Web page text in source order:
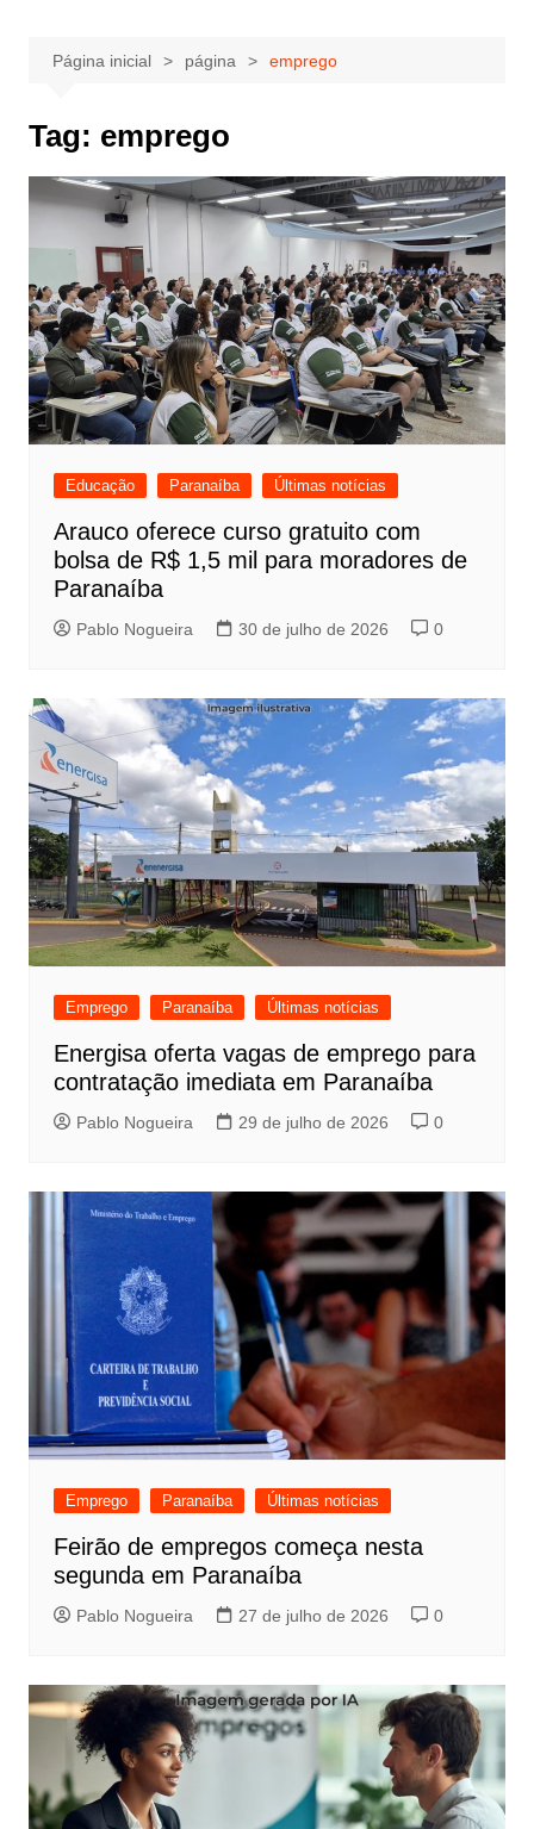
Página inicial página emprego
Tag: emprego
Educação Paranaíba Últimas notícias
Arauco oferece curso gratuito com
bolsa de R$ 1,5 mil para moradores de
Paranaíba
Pablo Nogueira 30 de julho de 2026 0
Emprego Paranaíba Últimas notícias
Energisa oferta vagas de emprego para
contratação imediata em Paranaíba
Pablo Nogueira 29 de julho de 2026 0
Emprego Paranaíba Últimas notícias
Feirão de empregos começa nesta
segunda em Paranaíba
Pablo Nogueira 27 de julho de 2026 0